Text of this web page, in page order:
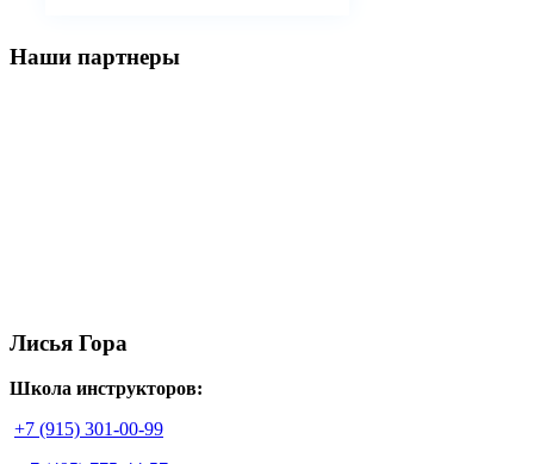
Наши партнеры
Лисья Гора
Школа инструкторов:
+7 (915) 301-00-99